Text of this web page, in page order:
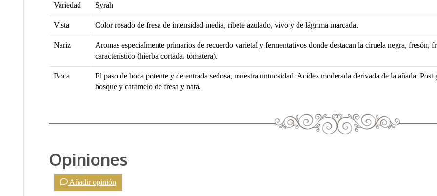
Variedad Syrah
Vista Color rosado de fresa de intensidad media, ribete azulado, vivo y de lágrima marcada.
Nariz
Aromas especialmente primarios de recuerdo varietal y fermentativos donde destacan la ciruela negra,
característico (hierba cortada, tomatera).
Boca
El paso de boca potente y de entrada sedosa, muestra untuosidad. Acidez moderada derivada de la añada.
bosque y caramelo de fresa y nata.
Opiniones
Añadir opinión